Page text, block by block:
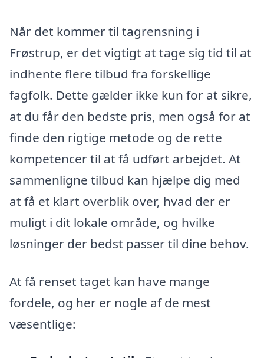
Når det kommer til tagrensning i
Frøstrup, er det vigtigt at tage sig tid til at
indhente flere tilbud fra forskellige
fagfolk. Dette gælder ikke kun for at sikre,
at du får den bedste pris, men også for at
finde den rigtige metode og de rette
kompetencer til at få udført arbejdet. At
sammenligne tilbud kan hjælpe dig med
at få et klart overblik over, hvad der er
muligt i dit lokale område, og hvilke
løsninger der bedst passer til dine behov.
At få renset taget kan have mange
fordele, og her er nogle af de mest
væsentlige: